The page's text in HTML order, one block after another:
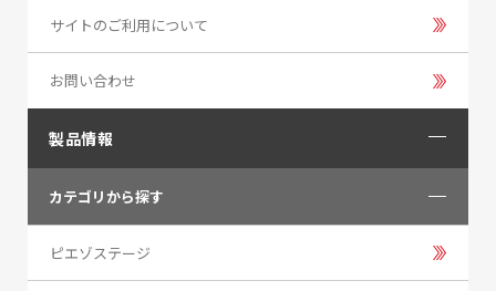
サイトのご利用について
お問い合わせ
製品情報
カテゴリから探す
ピエゾステージ